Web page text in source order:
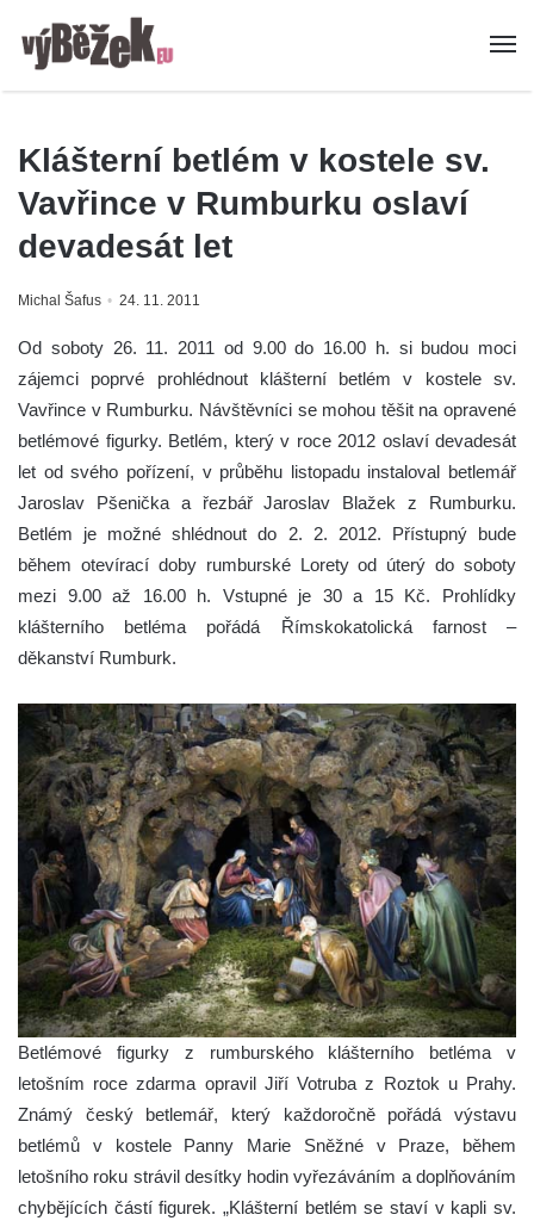
Klášterní betlém v kostele sv.
Vavřince v Rumburku oslaví
devadesát let
Michal Šafus 24. 11. 2011
Od soboty 26. 11. 2011 od 9.00 do 16.00 h. si budou moci
zájemci poprvé prohlédnout klášterní betlém v kostele sv.
Vavřince v Rumburku. Návštěvníci se mohou těšit na opravené
betlémové figurky. Betlém, který v roce 2012 oslaví devadesát
let od svého pořízení, v průběhu listopadu instaloval betlemář
Jaroslav Pšenička a řezbář Jaroslav Blažek z Rumburku.
Betlém je možné shlédnout do 2. 2. 2012. Přístupný bude
během otevírací doby rumburské Lorety od úterý do soboty
mezi 9.00 až 16.00 h. Vstupné je 30 a 15 Kč. Prohlídky
klášterního betléma pořádá Římskokatolická farnost –
děkanství Rumburk.
Betlémové figurky z rumburského klášterního betléma v
letošním roce zdarma opravil Jiří Votruba z Roztok u Prahy.
Známý český betlemář, který každoročně pořádá výstavu
betlémů v kostele Panny Marie Sněžné v Praze, během
letošního roku strávil desítky hodin vyřezáváním a doplňováním
chybějících částí figurek. „Klášterní betlém se staví v kapli sv.